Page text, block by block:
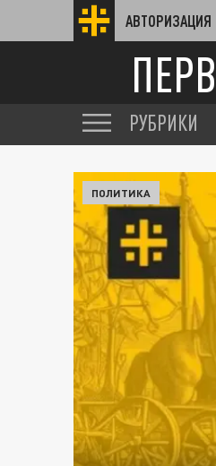
АВТОРИЗАЦИЯ
РУБРИКИ
ПОЛИТИКА